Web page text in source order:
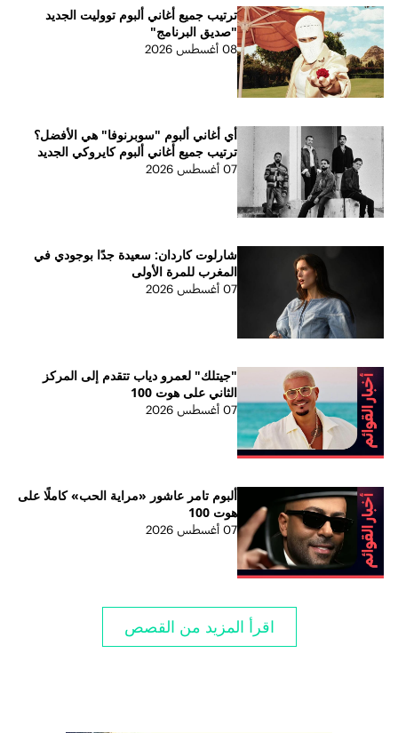
ترتيب جميع أغاني ألبوم تووليت الجديد
"صديق البرنامج"
08 أغسطس 2026
أي أغاني ألبوم "سوبرنوفا" هي الأفضل؟
ترتيب جميع أغاني ألبوم كايروكي الجديد
07 أغسطس 2026
شارلوت كاردان: سعيدة جدًا بوجودي في
المغرب للمرة الأولى
07 أغسطس 2026
"جيتلك" لعمرو دياب تتقدم إلى المركز
الثاني على هوت 100
07 أغسطس 2026
ألبوم تامر عاشور «مراية الحب» كاملًا على
هوت 100
07 أغسطس 2026
اقرأ المزيد من القصص